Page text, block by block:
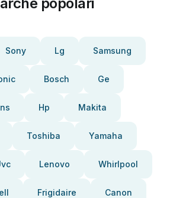
Sony Lg Samsung
Bosch Ge
Hp Makita
Toshiba Yamaha
Lenovo Whirlpool
Frigidaire Canon